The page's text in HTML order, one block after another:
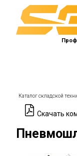
Каталог складской
Скачать